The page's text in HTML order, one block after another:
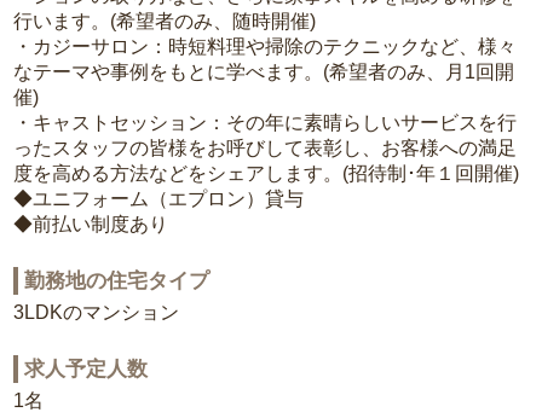
行います。(希望者のみ、随時開催)
・カジーサロン：時短料理や掃除のテクニックなど、様々
なテーマや事例をもとに学べます。(希望者のみ、月1回開
催)
・キャストセッション：その年に素晴らしいサービスを行
ったスタッフの皆様をお呼びして表彰し、お客様への満足
度を高める方法などをシェアします。(招待制･年１回開催)
◆ユニフォーム（エプロン）貸与
◆前払い制度あり
勤務地の住宅タイプ
3LDKのマンション
求人予定人数
1名